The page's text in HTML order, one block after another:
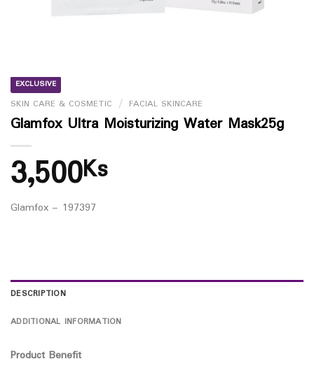
EXCLUSIVE
SKIN CARE & COSMETIC / FACIAL SKINCARE
Glamfox Ultra Moisturizing Water Mask25g
3,500Ks
Glamfox – 197397
DESCRIPTION
ADDITIONAL INFORMATION
Product Benefit